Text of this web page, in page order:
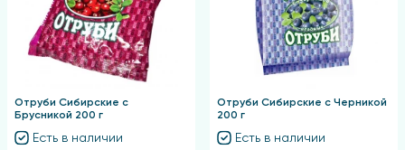
Отруби Сибирские с
Брусникой 200 г
Есть в наличии
Отруби Сибирские с Черникой
200 г
Есть в наличии